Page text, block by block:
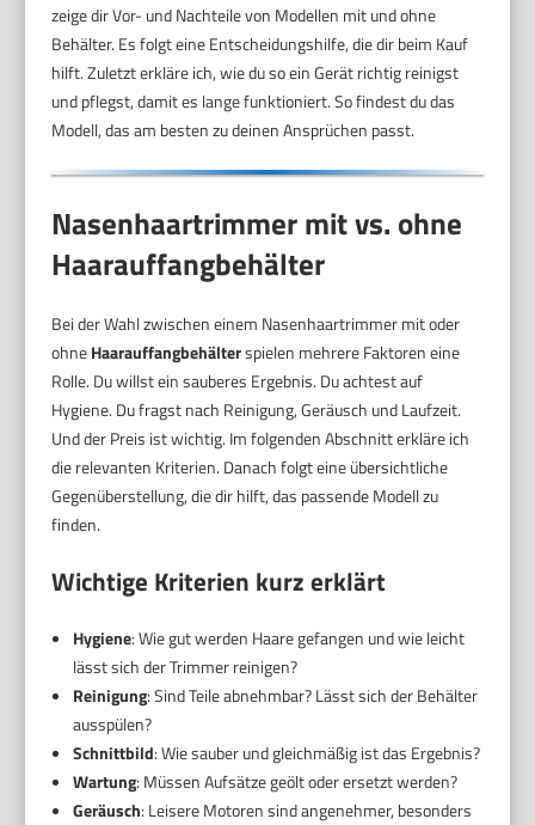
zeige dir Vor- und Nachteile von Modellen mit und ohne
Behälter. Es folgt eine Entscheidungshilfe, die dir beim Kauf
hilft. Zuletzt erkläre ich, wie du so ein Gerät richtig reinigst
und pflegst, damit es lange funktioniert. So findest du das
Modell, das am besten zu deinen Ansprüchen passt.
Nasenhaartrimmer mit vs. ohne
Haarauffangbehälter
Bei der Wahl zwischen einem Nasenhaartrimmer mit oder
ohneHaarauffangbehälterspielen mehrere Faktoren eine
Rolle. Du willst ein sauberes Ergebnis. Du achtest auf
Hygiene. Du fragst nach Reinigung, Geräusch und Laufzeit.
Und der Preis ist wichtig. Im folgenden Abschnitt erkläre ich
die relevanten Kriterien. Danach folgt eine übersichtliche
Gegenüberstellung, die dir hilft, das passende Modell zu
finden.
Wichtige Kriterien kurz erklärt
Hygiene: Wie gut werden Haare gefangen und wie leicht
lässt sich der Trimmer reinigen?
Reinigung: Sind Teile abnehmbar? Lässt sich der Behälter
ausspülen?
Schnittbild: Wie sauber und gleichmäßig ist das Ergebnis?
Wartung: Müssen Aufsätze geölt oder ersetzt werden?
Geräusch: Leisere Motoren sind angenehmer, besonders